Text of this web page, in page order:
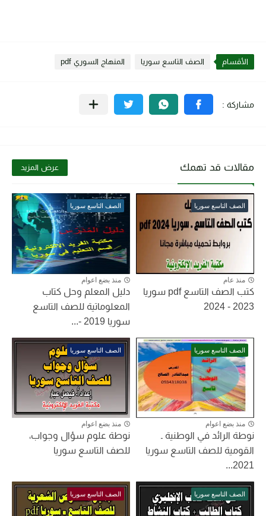
الأقسام الصف التاسع سوريا المنهاج السوري pdf
مقالات قد تهمك عرض المزيد
الصف التاسع سوريا
منذ عام
كتب الصف التاسع pdf سوريا
2023 - 2024
الصف التاسع سوريا
منذ بضع اعوام
دليل المعلم وحل كتاب
المعلوماتية للصف التاسع
سوريا 2019 -...
الصف التاسع سوريا
منذ بضع اعوام
نوطة الرائد في الوطنية ـ
القومية للصف التاسع سوريا
2021...
الصف التاسع سوريا
منذ بضع اعوام
نوطة علوم سؤال وجواب،
للصف التاسع سوريا
الصف التاسع سوريا الصف التاسع سوريا